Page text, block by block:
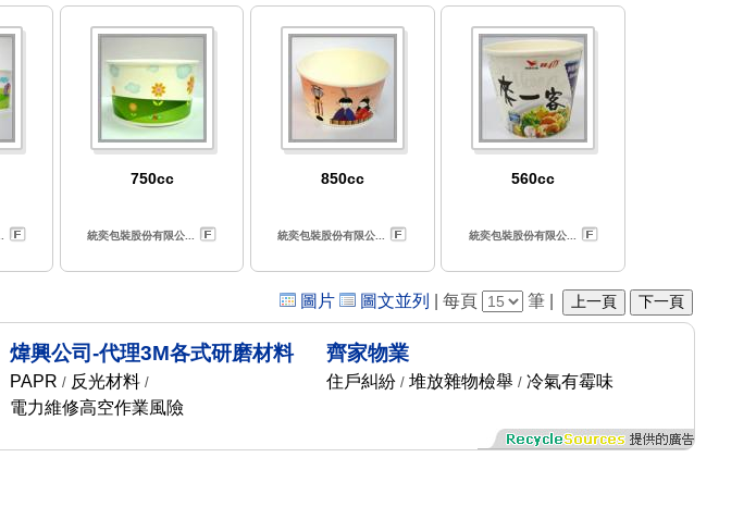
750cc
統奕包裝股份有限公...
850cc
統奕包裝股份有限公...
560cc
統奕包裝股份有限公...
圖片 圖文並列 每頁 筆 上一頁 下一頁
煒興公司-代理3M各式研磨材料
PAPR / 反光材料 /
電力維修高空作業風險
齊家物業
住戶糾紛 /堆放雜物檢舉 /冷氣有霉味